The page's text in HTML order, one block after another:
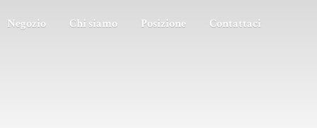
Negozio Chi siamo Posizione Contattaci